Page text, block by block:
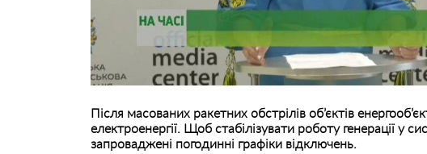
Після масованих ракетних обстрілів об’єктів
електроенергії. Щоб стабілізувати роботу генерації у
запроваджені погодинні графіки відключень.